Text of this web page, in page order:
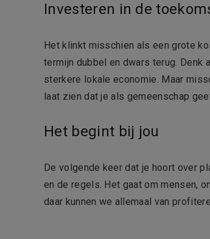
Investeren in de
Het klinkt misschien als een grote
termijn dubbel en dwars terug. Denk
sterkere lokale economie. Maar
laat zien dat je als gemeenschap
Het begint bij jou
De volgende keer dat je hoort over
en de regels. Het gaat om mensen,
daar kunnen we allemaal van